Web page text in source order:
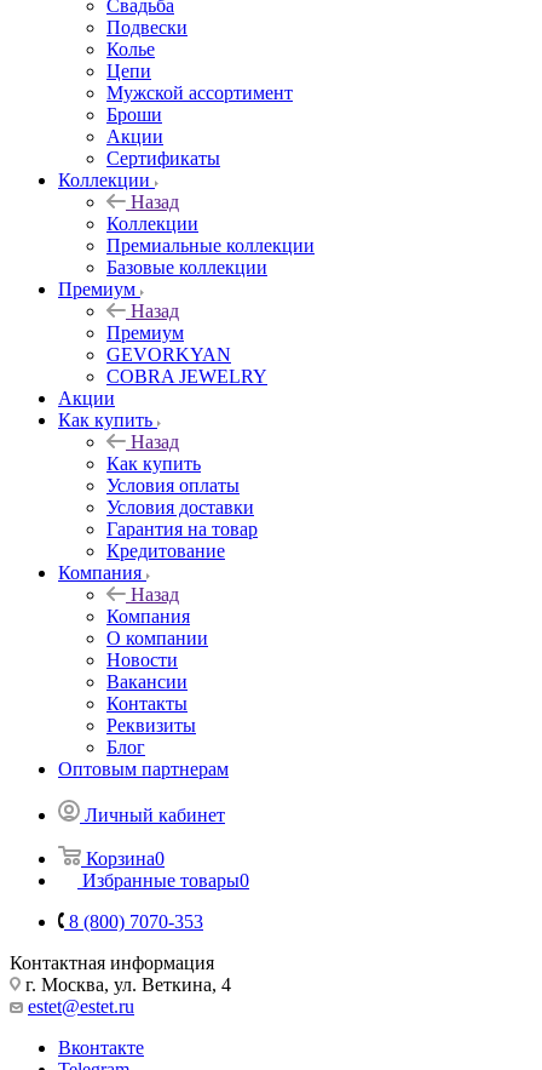
Свадьба
Подвески
Колье
Цепи
Мужской ассортимент
Броши
Акции
Сертификаты
Коллекции
Назад
Коллекции
Премиальные коллекции
Базовые коллекции
Премиум
Назад
Премиум
GEVORKYAN
COBRA JEWELRY
Акции
Как купить
Назад
Как купить
Условия оплаты
Условия доставки
Гарантия на товар
Кредитование
Компания
Назад
Компания
О компании
Новости
Вакансии
Контакты
Реквизиты
Блог
Оптовым партнерам
Личный кабинет
Корзина0
Избранные товары0
8 (800) 7070-353
Контактная информация
г. Москва, ул. Веткина, 4
estet@estet.ru
Вконтакте